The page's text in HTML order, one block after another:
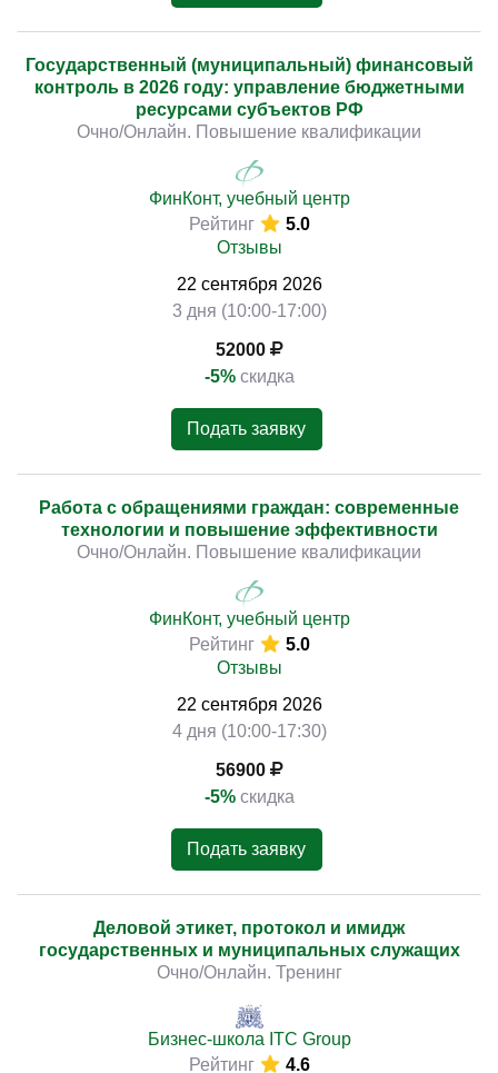
Государственный (муниципальный) финансовый
контроль в 2026 году: управление бюджетными
ресурсами субъектов РФ
Очно/Онлайн. Повышение квалификации
ФинКонт, учебный центр
Рейтинг
5.0
Отзывы
22 сентября 2026
3 дня (10:00-17:00)
52000
-5% скидка
Подать заявку
Работа с обращениями граждан: современные
технологии и повышение эффективности
Очно/Онлайн. Повышение квалификации
ФинКонт, учебный центр
Рейтинг
5.0
Отзывы
22 сентября 2026
4 дня (10:00-17:30)
56900
-5% скидка
Подать заявку
Деловой этикет, протокол и имидж
государственных и муниципальных служащих
Очно/Онлайн. Тренинг
Бизнес-школа ITC Group
Рейтинг
4.6